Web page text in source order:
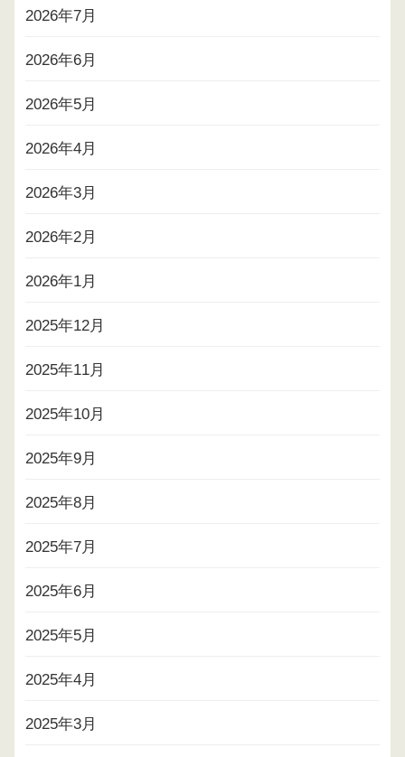
2026年7月
2026年6月
2026年5月
2026年4月
2026年3月
2026年2月
2026年1月
2025年12月
2025年11月
2025年10月
2025年9月
2025年8月
2025年7月
2025年6月
2025年5月
2025年4月
2025年3月